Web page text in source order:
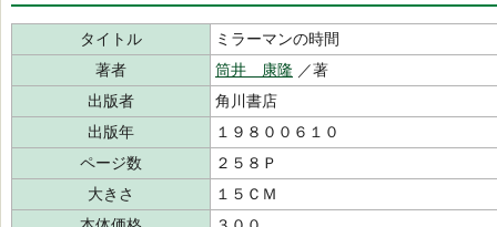
タイトル
ミラーマンの時間
著者
筒井 康隆 ／著
出版者
角川書店
出版年
１９８００６１０
ページ数
２５８Ｐ
大きさ
１５ＣＭ